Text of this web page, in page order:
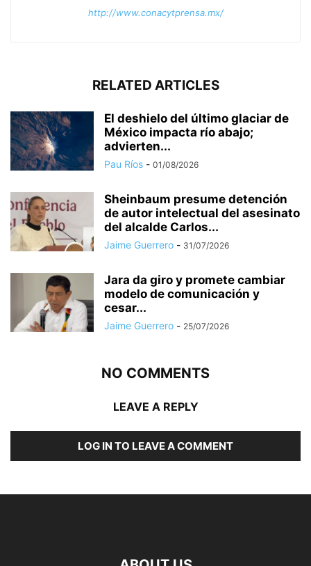
http://www.conacytprensa.mx/
RELATED ARTICLES
El deshielo del último glaciar de
México impacta río abajo;
advierten...
Pau Ríos - 01/08/2026
Sheinbaum presume detención
de autor intelectual del asesinato
del alcalde Carlos...
Jaime Guerrero - 31/07/2026
Jara da giro y promete cambiar
modelo de comunicación y
cesar...
Jaime Guerrero - 25/07/2026
NO COMMENTS
LEAVE A REPLY
LOG IN TO LEAVE A COMMENT